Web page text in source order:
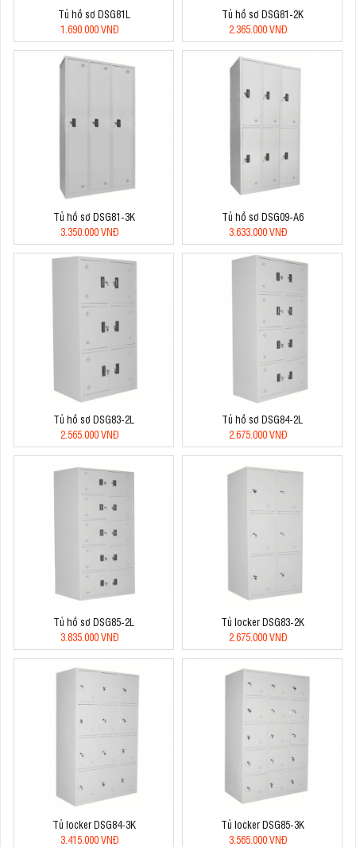
Tủ hồ sơ DSG81L
1.690.000 VNĐ
Tủ hồ sơ DSG81-2K
2.365.000 VNĐ
Tủ hồ sơ DSG81-3K
3.350.000 VNĐ
Tủ hồ sơ DSG09-A6
3.633.000 VNĐ
Tủ hồ sơ DSG83-2L
2.565.000 VNĐ
Tủ hồ sơ DSG84-2L
2.675.000 VNĐ
Tủ hồ sơ DSG85-2L
3.835.000 VNĐ
Tủ locker DSG83-2K
2.675.000 VNĐ
Tủ locker DSG84-3K
3.415.000 VNĐ
Tủ locker DSG85-3K
3.565.000 VNĐ